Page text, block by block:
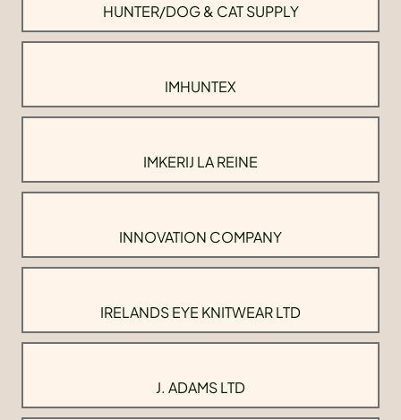
HUNTER/DOG & CAT SUPPLY
IMHUNTEX
IMKERIJ LA REINE
INNOVATION COMPANY
IRELANDS EYE KNITWEAR LTD
J. ADAMS LTD